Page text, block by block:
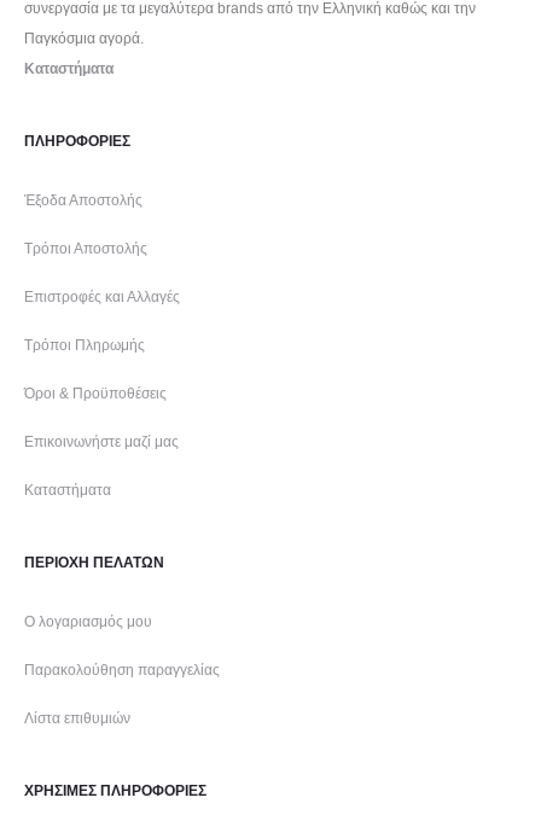
συνεργασία με τα μεγαλύτερα brands από την Ελληνική καθώς και την
Παγκόσμια αγορά.
Καταστήματα
ΠΛΗΡΟΦΟΡΙΕΣ
Έξοδα Αποστολής
Τρόποι Αποστολής
Επιστροφές και Αλλαγές
Τρόποι Πληρωμής
Όροι & Προϋποθέσεις
Επικοινωνήστε μαζί μας
Καταστήματα
ΠΕΡΙΟΧΗ ΠΕΛΑΤΩΝ
Ο λογαριασμός μου
Παρακολούθηση παραγγελίας
Λίστα επιθυμιών
ΧΡΗΣΙΜΕΣ ΠΛΗΡΟΦΟΡΙΕΣ